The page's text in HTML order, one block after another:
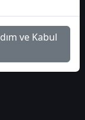
Kabul